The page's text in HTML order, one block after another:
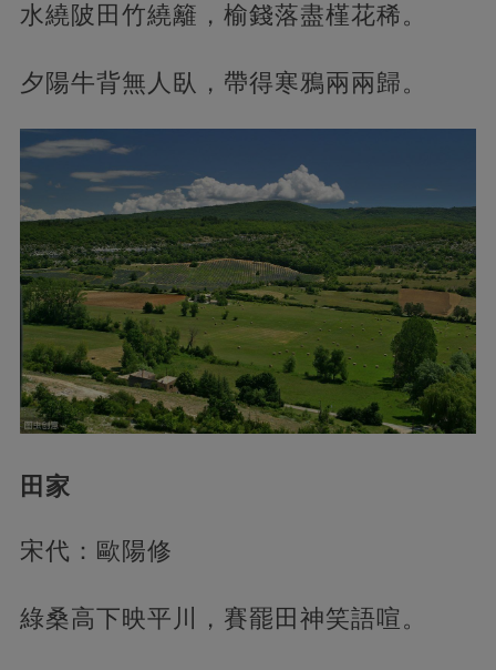
水繞陂田竹繞籬，榆錢落盡槿花稀。
夕陽牛背無人臥，帶得寒鴉兩兩歸。
田家
宋代：歐陽修
綠桑高下映平川，賽罷田神笑語喧。